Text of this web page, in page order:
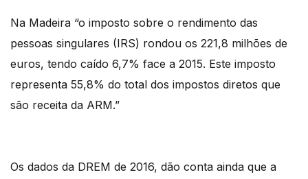
Na Madeira “o imposto sobre o rendimento das
pessoas singulares (IRS) rondou os 221,8 milhões de
euros, tendo caído 6,7% face a 2015. Este imposto
representa 55,8% do total dos impostos diretos que
são receita da ARM.”
Os dados da DREM de 2016, dão conta ainda que a